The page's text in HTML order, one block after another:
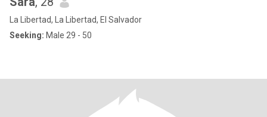
La Libertad, La Libertad, El Salvador
Seeking: Male 29 - 50